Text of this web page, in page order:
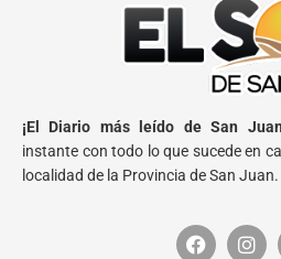
¡El Diario más leído de San
instante con todo lo que sucede en
localidad de la Provincia de San Juan.